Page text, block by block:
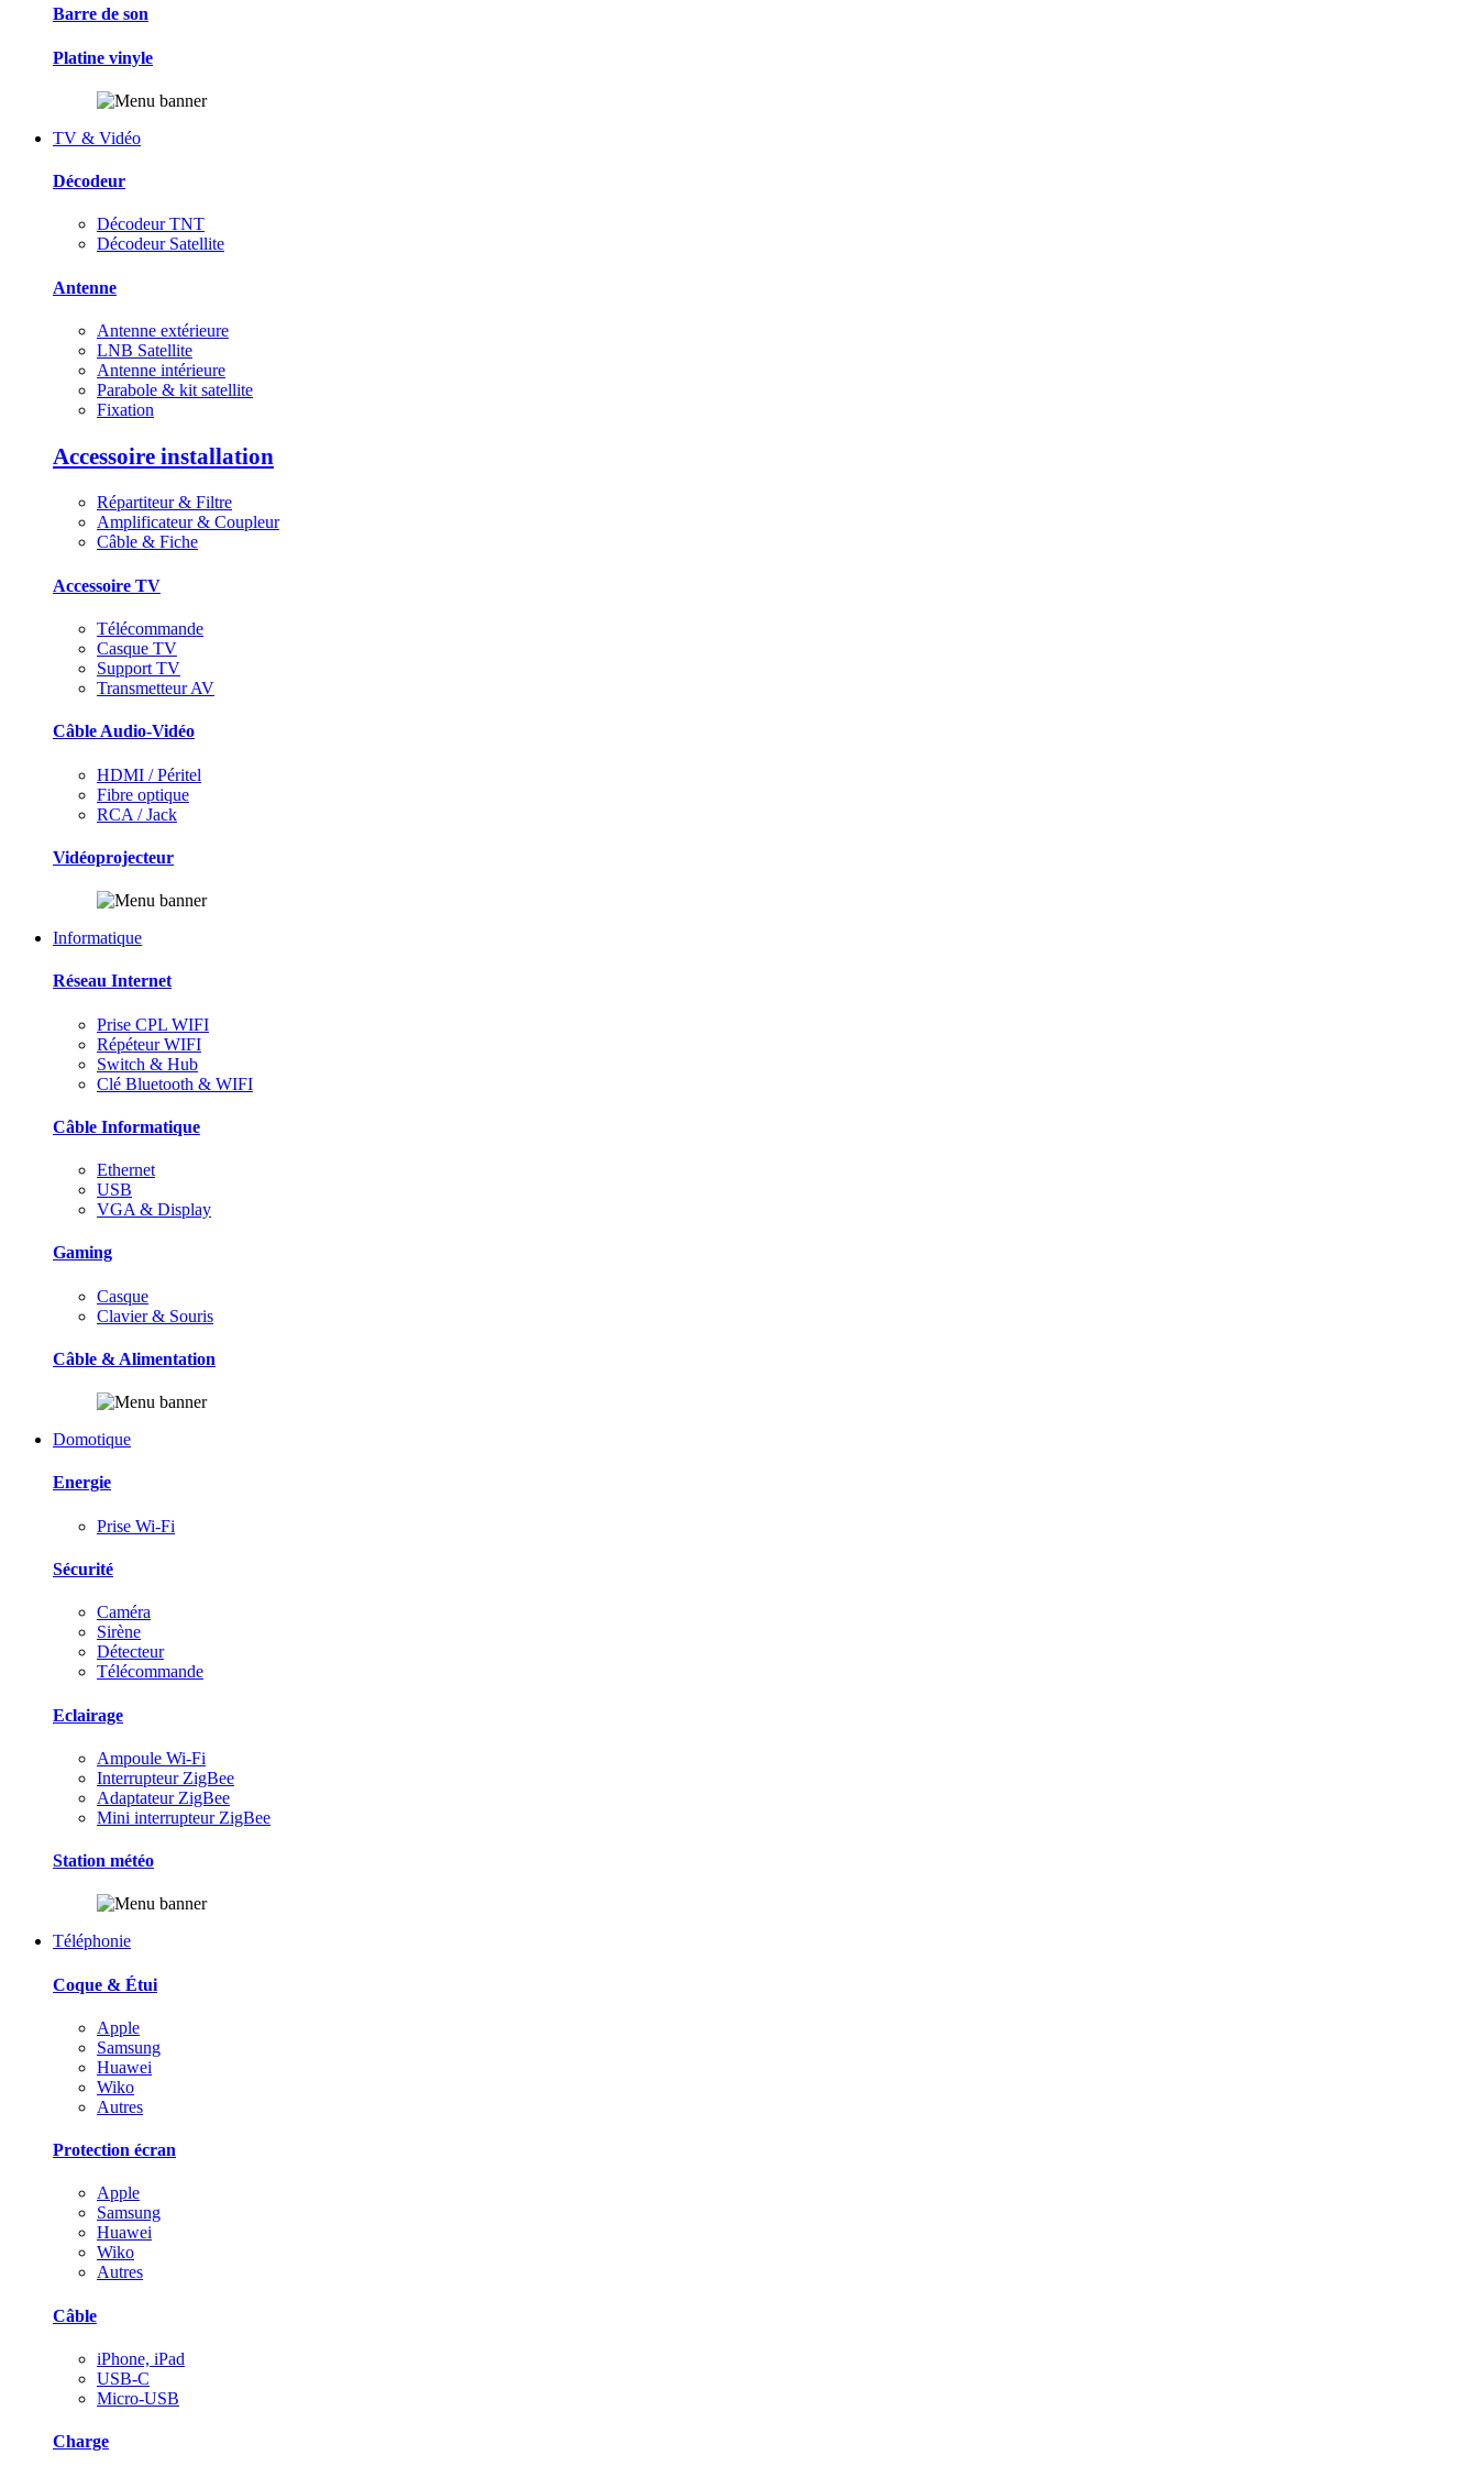
Barre de son
Platine vinyle
TV & Vidéo
Décodeur
Décodeur TNT
Décodeur Satellite
Antenne
Antenne extérieure
LNB Satellite
Antenne intérieure
Parabole & kit satellite
Fixation
Accessoire installation
Répartiteur & Filtre
Amplificateur & Coupleur
Câble & Fiche
Accessoire TV
Télécommande
Casque TV
Support TV
Transmetteur AV
Câble Audio-Vidéo
HDMI / Péritel
Fibre optique
RCA / Jack
Vidéoprojecteur
Informatique
Réseau Internet
Prise CPL WIFI
Répéteur WIFI
Switch & Hub
Clé Bluetooth & WIFI
Câble Informatique
Ethernet
USB
VGA & Display
Gaming
Casque
Clavier & Souris
Câble & Alimentation
Domotique
Energie
Prise Wi-Fi
Sécurité
Caméra
Sirène
Détecteur
Télécommande
Eclairage
Ampoule Wi-Fi
Interrupteur ZigBee
Adaptateur ZigBee
Mini interrupteur ZigBee
Station météo
Téléphonie
Coque & Étui
Apple
Samsung
Huawei
Wiko
Autres
Protection écran
Apple
Samsung
Huawei
Wiko
Autres
Câble
iPhone, iPad
USB-C
Micro-USB
Charge